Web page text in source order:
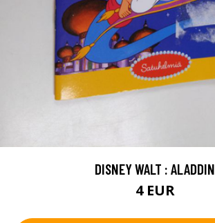
DISNEY WALT : ALADDIN
4 EUR